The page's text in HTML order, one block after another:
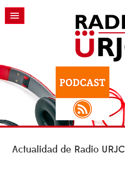
Actualidad de Radio URJC